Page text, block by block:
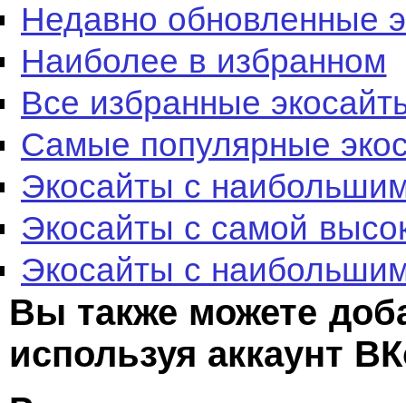
Недавно обновленные
Наиболее в избранном
Все избранные
Самые популярные
Экосайты с
Экосайты с самой
Экосайты с
Вы также можете
используя аккаунт